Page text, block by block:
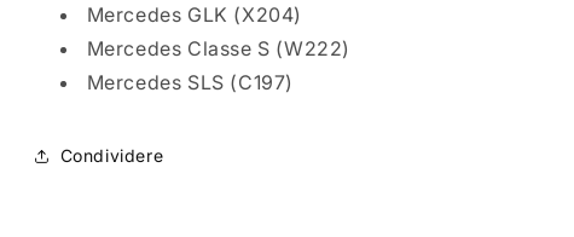
Mercedes GLK (X204)
Mercedes Classe S (W222)
Mercedes SLS (C197)
Condividere